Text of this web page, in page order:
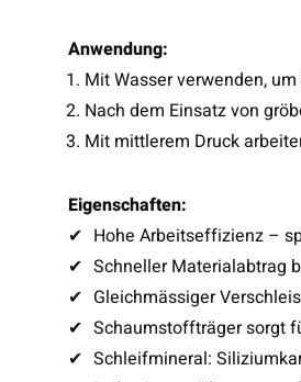
Anwendung:
Mit Wasser verwenden,
Nach dem Einsatz von
Mit mittlerem Druck
Eigenschaften:
✔ Hohe Arbeitseffizienz –
✔ Schneller Materialabtrag
✔ Gleichmässiger
✔ Schaumstoffträger sorgt
✔ Schleifmineral: